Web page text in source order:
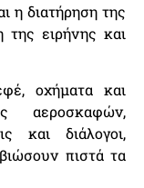
η διατήρηση της
της ειρήνης και
οχήματα και
αεροσκαφών,
και διάλογοι,
πιστά τα